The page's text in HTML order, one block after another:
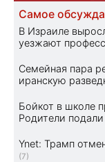
Самое
В Израиле
уезжают
Семейная пара
иранскую
Бойкот в школе
Родители
Ynet: Трамп
(7)